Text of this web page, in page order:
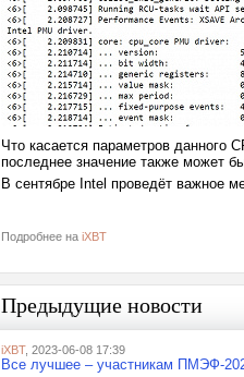
Что касается параметров данного
последнее значение также может
В сентябре Intel проведёт важное
Подробнее на iXBT
Предыдущие новости
iXBT, 2023-06-08 17:39
Все лучшее – участникам ПМЭФ-